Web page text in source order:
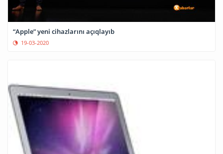
“Apple” yeni cihazlarını açıqlayıb
19-03-2020